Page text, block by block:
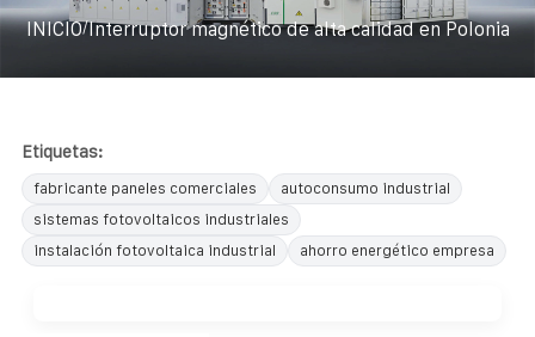
INICIO/Interruptor magnético de alta calidad en Polonia
Etiquetas:
fabricante paneles comerciales
autoconsumo industrial
sistemas fotovoltaicos industriales
instalación fotovoltaica industrial
ahorro energético empresa